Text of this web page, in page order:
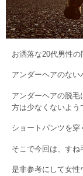
お洒落な20代男性の
アンダーヘアのない
アンダーヘアの脱
方は少なくないよう
ショートパンツを穿
そこで今回は、すね
是非参考にして女性